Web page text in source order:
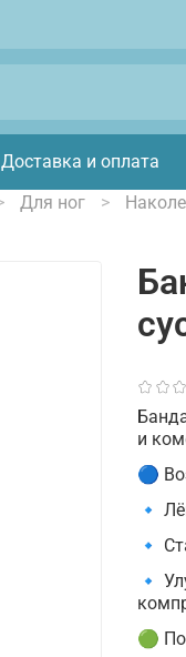
Доставка и оплата
Для ног
и
🔵
🔹
🔹
🔹
🟢